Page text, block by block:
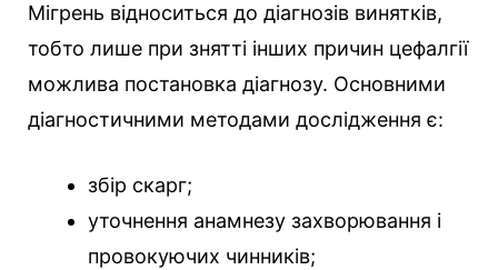
Мігрень відноситься до діагнозів винятків,
тобто лише при знятті інших причин цефалгії
можлива постановка діагнозу. Основними
діагностичними методами дослідження є:
збір скарг;
уточнення анамнезу захворювання і
провокуючих чинників;